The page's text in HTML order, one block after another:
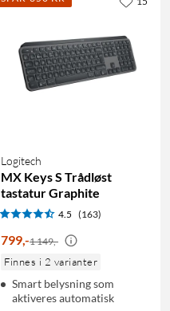
Logitech
MX Keys S Trådløst
tastatur Graphite
4.5 (163)
799,-1 149,-
Finnes i 2 varianter
Smart belysning som
aktiveres automatisk